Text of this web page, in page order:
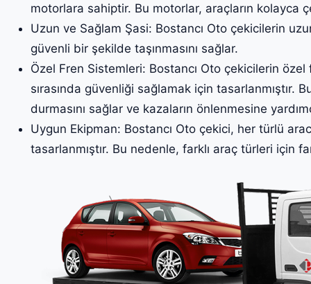
motorlara sahiptir. Bu motorlar, araçların kolayca
Uzun ve Sağlam Şasi: Bostancı Oto çekicilerin
güvenli bir şekilde taşınmasını sağlar.
Özel Fren Sistemleri: Bostancı Oto çekicilerin
sırasında güvenliği sağlamak için tasarlanmıştır.
durmasını sağlar ve kazaların önlenmesine
Uygun Ekipman: Bostancı Oto çekici, her türlü
tasarlanmıştır. Bu nedenle, farklı araç türleri için